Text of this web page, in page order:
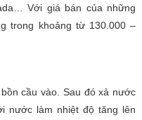
Với giá bán của những
trong khoảng từ 130.000 –
cầu vào. Sau đó xả nước
nước làm nhiệt độ tăng lên